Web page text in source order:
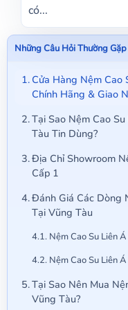
có...
Những Câu Hỏi Thường
Cửa Hàng Nệm Cao
Chính Hãng & Giao
Tại Sao Nệm Cao
Tàu Tin Dùng?
Địa Chỉ Showroom
Cấp 1
Đánh Giá Các Dòng
Tại Vũng Tàu
Nệm Cao Su Liên
Nệm Cao Su Liên
Tại Sao Nên Mua
Vũng Tàu?